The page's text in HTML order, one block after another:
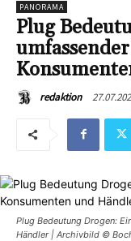
PANORAMA
Plug
redaktion
Plug Bedeutung Drogen:
Händler | Archivbild ©